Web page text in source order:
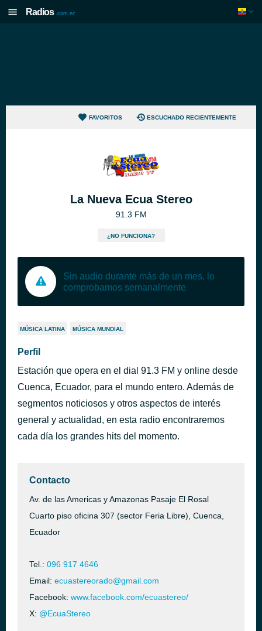
Radios .com.ec
FAVORITOS ESCUCHADO RECIENTEMENTE
La Nueva Ecua Stereo
91.3 FM
¿NO FUNCIONA?
Sin audio durante más de un mes, lo
comprobamos semanalmente
MÚSICA LATINA MÚSICA MUNDIAL
Perfil
Estación que opera en el dial 91.3 FM y online desde
Cuenca, Ecuador, para el mundo entero. Además de
segmentos noticiosos y otros aspectos de interés
general y actualidad, en esta radio encontraremos
cada día los grandes hits del momento.
Contacto
Av. de las Americas y Amazonas Pasaje El Rosal
Cuarto piso oficina 307 (sector Feria Libre), Cuenca,
Ecuador
Tel.: 096 917 4646
Email: ecuastereorado@gmail.com
Facebook: www.facebook.com/ecuastereo/
X: @EcuaStereo